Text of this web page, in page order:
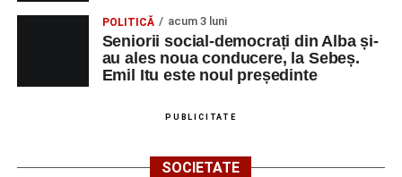
SÂMBĂTĂ, 22 AUGUST 2026
Platoul Centrului Cultural „Lucian
Blaga” Sebeș
POLITICĂ acum 3 luni
Seniorii social-democrați din Alba și-
au ales noua conducere, la Sebeș.
Emil Itu este noul președinte
PUBLICITATE
SOCIETATE